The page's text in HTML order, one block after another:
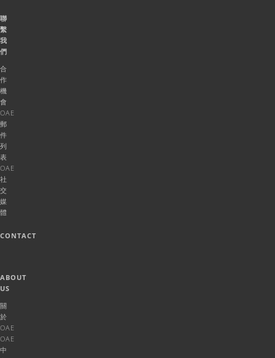
聯
繫
我
們
合
作
機
會
OAE
郵
件
列
表
OAE
社
交
媒
體
CONTACT
ABOUT
US
關
於
OAE
OAE
中